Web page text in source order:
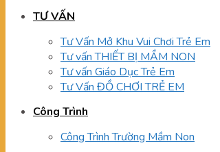
TƯ VẤN
Tư Vấn Mở Khu Vui Chơi Trẻ Em
Tư vấn THIẾT BỊ MẦM NON
Tư vấn Giáo Dục Trẻ Em
Tư Vấn ĐỒ CHƠI TRẺ EM
Công Trình
Công Trình Trường Mầm Non